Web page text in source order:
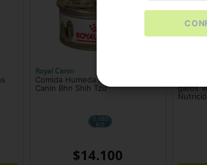
Royal Canin
Comida Humeda Para Perro Royal
Canin Bhn Shih Tzu
0.085
KG
$14.100
gatos